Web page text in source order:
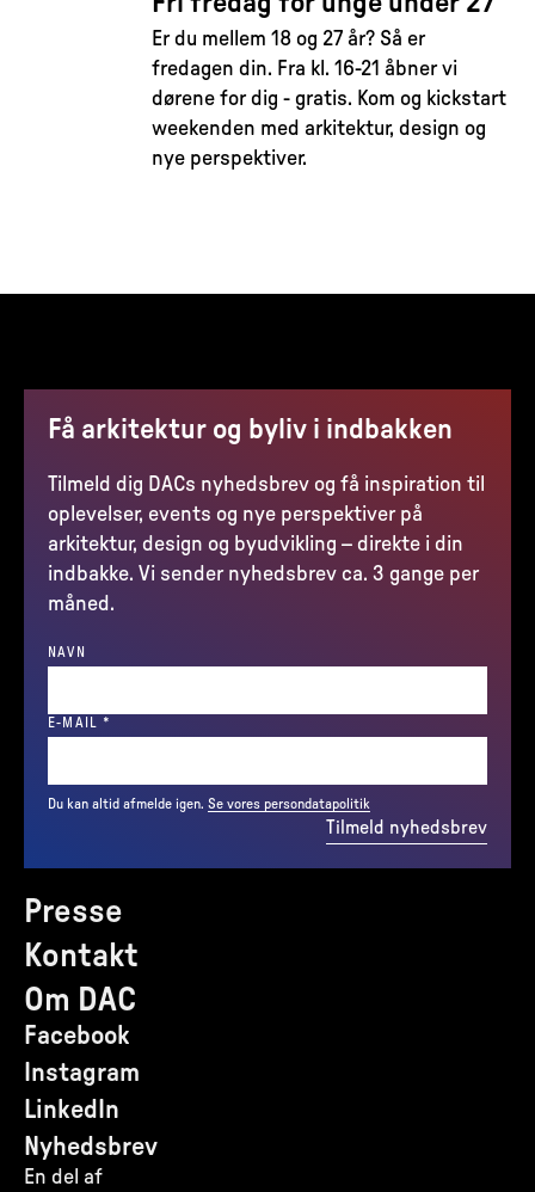
Er du mellem 18 og 27 år? Så er
fredagen din. Fra kl. 16-21 åbner vi
dørene for dig - gratis. Kom og kickstart
weekenden med arkitektur, design og
nye perspektiver.
Presse
Kontakt
Om DAC
Facebook
Instagram
LinkedIn
Nyhedsbrev
En del af
Få arkitektur og byliv i indbakken
Tilmeld dig DACs nyhedsbrev og få inspiration til
oplevelser, events og nye perspektiver på
arkitektur, design og byudvikling – direkte i din
indbakke. Vi sender nyhedsbrev ca. 3 gange per
måned.
NAVN
E-MAIL *
Du kan altid afmelde igen. Se vores persondatapolitik
Tilmeld nyhedsbrev